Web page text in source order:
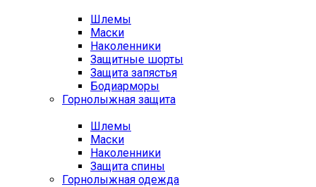
Шлемы
Маски
Наколенники
Защитные шорты
Защита запястья
Бодиарморы
Горнолыжная защита
Шлемы
Маски
Наколенники
Защита спины
Горнолыжная одежда